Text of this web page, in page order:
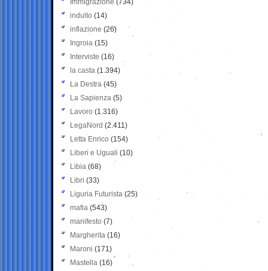
Immigrazione (734)
indulto (14)
inflazione (26)
Ingroia (15)
Interviste (16)
la casta (1.394)
La Destra (45)
La Sapienza (5)
Lavoro (1.316)
LegaNord (2.411)
Letta Enrico (154)
Liberi e Uguali (10)
Libia (68)
Libri (33)
Liguria Futurista (25)
mafia (543)
manifesto (7)
Margherita (16)
Maroni (171)
Mastella (16)